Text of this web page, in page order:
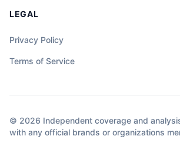
LEGAL
Privacy Policy
Terms of Service
© 2026 Independent coverage and
with any official brands or organizations